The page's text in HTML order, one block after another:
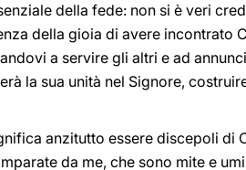
della fede: non si è veri
della gioia di avere incontrato
a servire gli altri e ad
la sua unità nel Signore,
anzitutto essere discepoli di
da me, che sono mite e